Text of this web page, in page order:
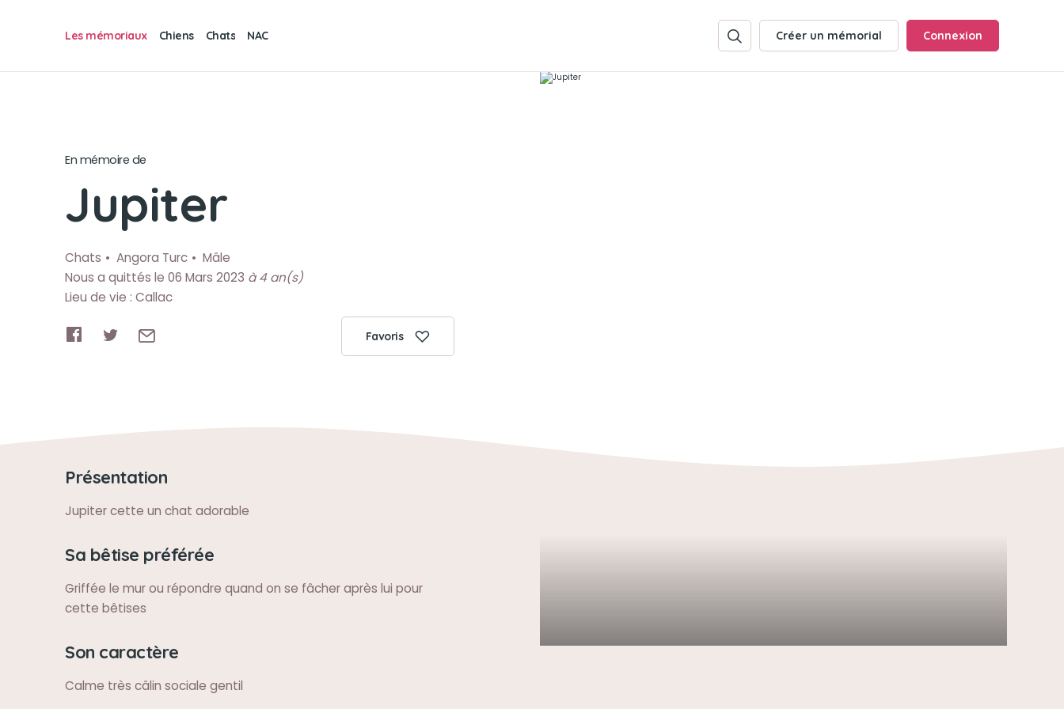
Les mémoriaux Chiens Chats NAC Créer un mémorial Connexion
En mémoire de
Jupiter
Chats Angora Turc
Mâle
Nous a quittés le 06 Mars 2023 à 4 an(s)
Lieu de vie : Callac
Favoris
Présentation
Jupiter cette un chat adorable
Sa bêtise préférée
Griffée le mur ou répondre quand on se fâcher après lui pour
cette bêtises
Son caractère
Calme très câlin sociale gentil